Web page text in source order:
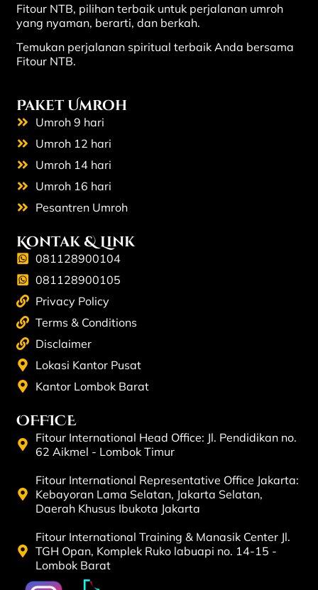
Fitour NTB, pilihan terbaik untuk perjalanan umroh
yang nyaman, berarti, dan berkah.
Temukan perjalanan spiritual terbaik Anda bersama
Fitour NTB.
Paket Umroh
Umroh 9 hari
Umroh 12 hari
Umroh 14 hari
Umroh 16 hari
Pesantren Umroh
Kontak & Link
081128900104
081128900105
Privacy Policy
Terms & Conditions
Disclaimer
Lokasi Kantor Pusat
Kantor Lombok Barat
OFFICE
Fitour International Head Office: Jl. Pendidikan no.
62 Aikmel - Lombok Timur
Fitour International Representative Office Jakarta:
Kebayoran Lama Selatan, Jakarta Selatan,
Daerah Khusus Ibukota Jakarta
Fitour International Training & Manasik Center Jl.
TGH Opan, Komplek Ruko labuapi no. 14-15 -
Lombok Barat